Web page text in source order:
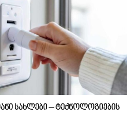
სახლები – ტექნოლოგიების